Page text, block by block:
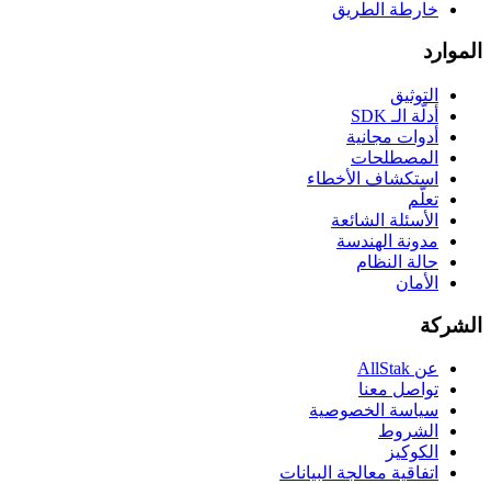
خارطة الطريق
الموارد
التوثيق
أدلّة الـ SDK
أدوات مجانية
المصطلحات
استكشاف الأخطاء
تعلّم
الأسئلة الشائعة
مدونة الهندسة
حالة النظام
الأمان
الشركة
عن AllStak
تواصل معنا
سياسة الخصوصية
الشروط
الكوكيز
اتفاقية معالجة البيانات